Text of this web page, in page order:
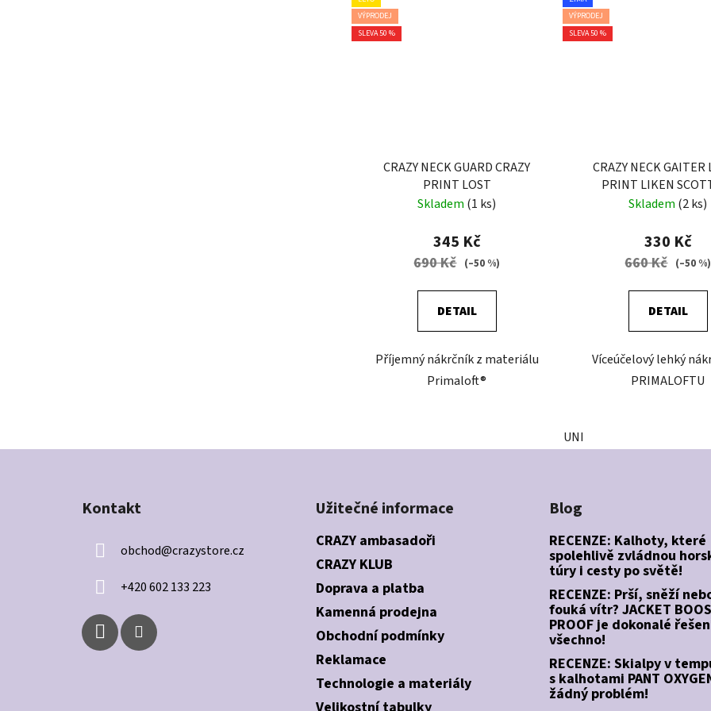
VÝPRODEJ
SLEVA 50 %
CRAZY NECK GUARD CRAZY
PRINT LOST
Skladem (1 ks)
345 Kč
690 Kč (–50 %)
DETAIL
Příjemný nákrčník z materiálu
Primaloft®
VÝPRODEJ
SLEVA 50 %
CRAZY NECK GAITER
PRINT LIKEN
Skladem (2 ks)
330 Kč
660 Kč (–50 %)
DETAIL
Víceúčelový lehký
PRIMALOFTU
UNI
Kontakt
obchod@crazystore.cz
+420 602 133 223
Užitečné informace
CRAZY ambasadoři
CRAZY KLUB
Doprava a platba
Kamenná prodejna
Obchodní podmínky
Reklamace
Technologie a materiály
Blog
RECENZE: Kalhoty, které
spolehlivě zvládnou
túry i cesty po světě!
RECENZE: Prší, sněží
fouká vítr? JACKET
PROOF je dokonalé
všechno!
RECENZE: Skialpy v
s kalhotami PANT
žádný problém!